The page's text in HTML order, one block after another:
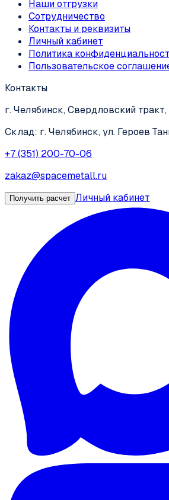
Наши отгрузки
Сотрудничество
Контакты и реквизиты
Личный кабинет
Политика
Пользовательское
Контакты
г. Челябинск, Свердловский тракт,
Склад: г. Челябинск, ул. Героев
+7 (351) 200-70-06
zakaz@spacemetall.ru
Получить расчет Личный кабинет